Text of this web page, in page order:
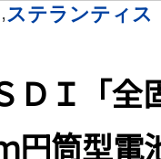
,ステランティス
ＤＩ「全
円筒型